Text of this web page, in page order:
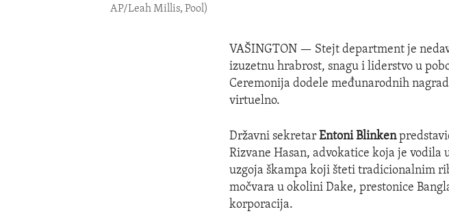
AP/Leah Millis, Pool)
VAŠINGTON — Stejt department je
izuzetnu hrabrost, snagu i liderstvo u
Ceremonija dodele međunarodnih
virtuelno.
Državni sekretarEntoni Blinken
Rizvane Hasan, advokatice koja je
uzgoja škampa koji šteti tradicionalnim
močvara u okolini Dake, prestonice
korporacija.